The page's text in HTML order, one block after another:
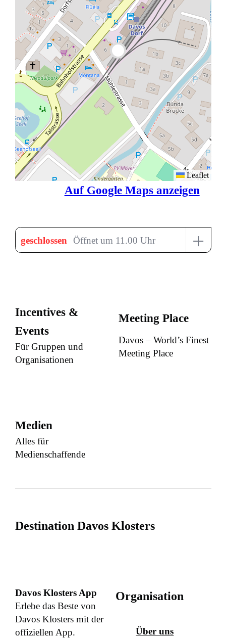
Leaflet
Auf Google Maps anzeigen
geschlossen Öffnet um 11.00 Uhr +
Incentives &
Events
Für Gruppen und
Organisationen
Meeting Place
Davos – World’s Finest
Meeting Place
Medien
Alles für
Medienschaffende
Destination Davos Klosters
Davos Klosters App
Erlebe das Beste von
Davos Klosters mit der
offiziellen App.
Organisation
Über uns